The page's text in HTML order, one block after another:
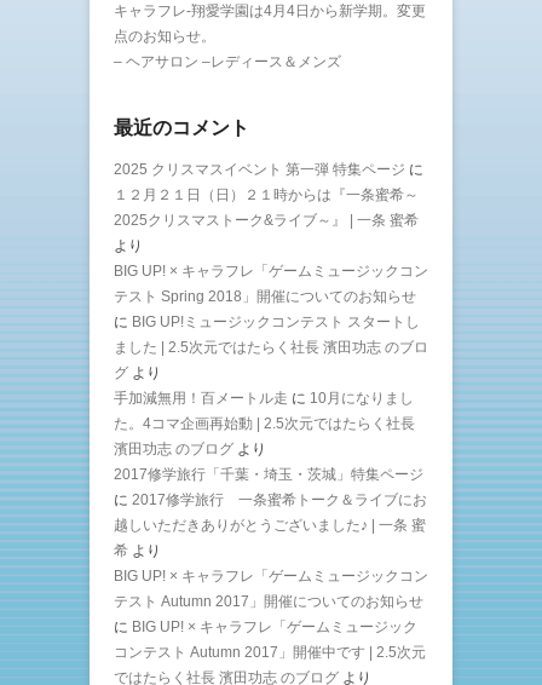
キャラフレ-翔愛学園は4月4日から新学期。変更
点のお知らせ。
– ヘアサロン –レディース＆メンズ
最近のコメント
2025 クリスマスイベント 第一弾 特集ページ に
１２月２１日（日）２１時からは『一条蜜希～
2025クリスマストーク&ライブ～』 | 一条 蜜希
より
BIG UP! × キャラフレ「ゲームミュージックコン
テスト Spring 2018」開催についてのお知らせ
に BIG UP!ミュージックコンテスト スタートし
ました | 2.5次元ではたらく社長 濱田功志 のブロ
グ より
手加減無用！百メートル走 に 10月になりまし
た。4コマ企画再始動 | 2.5次元ではたらく社長
濱田功志 のブログ より
2017修学旅行「千葉・埼玉・茨城」特集ページ
に 2017修学旅行 一条蜜希トーク＆ライブにお
越しいただきありがとうございました♪ | 一条 蜜
希 より
BIG UP! × キャラフレ「ゲームミュージックコン
テスト Autumn 2017」開催についてのお知らせ
に BIG UP! × キャラフレ「ゲームミュージック
コンテスト Autumn 2017」開催中です | 2.5次元
ではたらく社長 濱田功志 のブログ より